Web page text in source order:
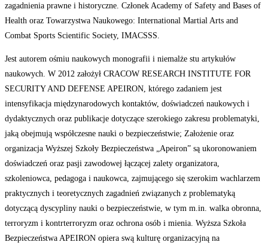
zagadnienia prawne i historyczne. Członek Academy of Safety and Bases of
Health oraz Towarzystwa Naukowego: International Martial Arts and
Combat Sports Scientific Society, IMACSSS.
Jest autorem ośmiu naukowych monografii i niemalże stu artykułów
naukowych. W 2012 założył CRACOW RESEARCH INSTITUTE FOR
SECURITY AND DEFENSE APEIRON, którego zadaniem jest
intensyfikacja międzynarodowych kontaktów, doświadczeń naukowych i
dydaktycznych oraz publikacje dotyczące szerokiego zakresu problematyki,
jaką obejmują współczesne nauki o bezpieczeństwie; Założenie oraz
organizacja Wyższej Szkoły Bezpieczeństwa „Apeiron” są ukoronowaniem
doświadczeń oraz pasji zawodowej łączącej zalety organizatora,
szkoleniowca, pedagoga i naukowca, zajmującego się szerokim wachlarzem
praktycznych i teoretycznych zagadnień związanych z problematyką
dotyczącą dyscypliny nauki o bezpieczeństwie, w tym m.in. walka obronna,
terroryzm i kontrterroryzm oraz ochrona osób i mienia. Wyższa Szkoła
Bezpieczeństwa APEIRON opiera swą kulturę organizacyjną na